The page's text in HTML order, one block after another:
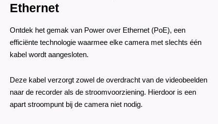
Ethernet
Ontdek het gemak van Power over Ethernet (PoE), een
efficiënte technologie waarmee elke camera met slechts één
kabel wordt aangesloten.
Deze kabel verzorgt zowel de overdracht van de videobeelden
naar de recorder als de stroomvoorziening. Hierdoor is een
apart stroompunt bij de camera niet nodig.